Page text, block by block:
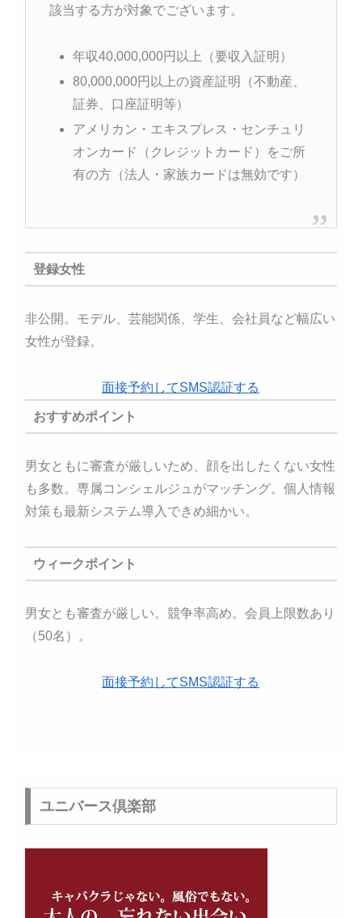
該当する方が対象でございます。
年収40,000,000円以上（要収入証明）
80,000,000円以上の資産証明（不動産、
証券、口座証明等）
アメリカン・エキスプレス・センチュリ
オンカード（クレジットカード）をご所
有の方（法人・家族カードは無効です）
登録女性
非公開。モデル、芸能関係、学生、会社員など幅広い
女性が登録。
面接予約してSMS認証する
おすすめポイント
男女ともに審査が厳しいため、顔を出したくない女性
も多数。専属コンシェルジュがマッチング。個人情報
対策も最新システム導入できめ細かい。
ウィークポイント
男女とも審査が厳しい。競争率高め。会員上限数あり
（50名）。
面接予約してSMS認証する
ユニバース倶楽部